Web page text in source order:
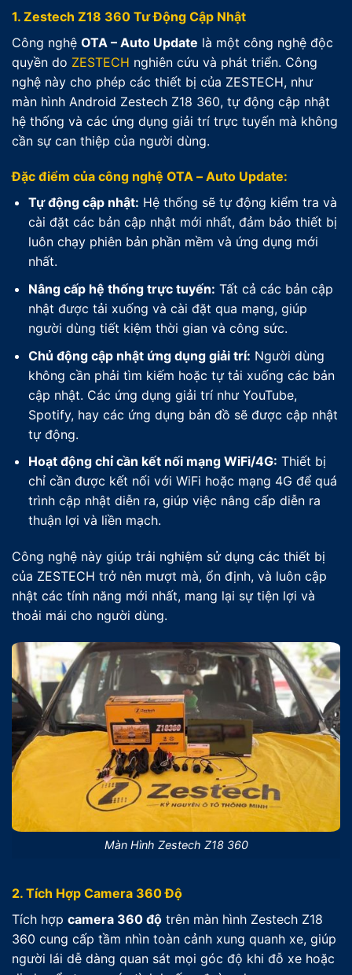
1. Zestech Z18 360 Tư Động Cập Nhật
Công nghệ OTA – Auto Update là một công nghệ độc
quyền do ZESTECH nghiên cứu và phát triển. Công
nghệ này cho phép các thiết bị của ZESTECH, như
màn hình Android Zestech Z18 360, tự động cập nhật
hệ thống và các ứng dụng giải trí trực tuyến mà không
cần sự can thiệp của người dùng.
Đặc điểm của công nghệ OTA – Auto Update:
Tự động cập nhật: Hệ thống sẽ tự động kiểm tra và
cài đặt các bản cập nhật mới nhất, đảm bảo thiết bị
luôn chạy phiên bản phần mềm và ứng dụng mới
nhất.
Nâng cấp hệ thống trực tuyến: Tất cả các bản cập
nhật được tải xuống và cài đặt qua mạng, giúp
người dùng tiết kiệm thời gian và công sức.
Chủ động cập nhật ứng dụng giải trí: Người dùng
không cần phải tìm kiếm hoặc tự tải xuống các bản
cập nhật. Các ứng dụng giải trí như YouTube,
Spotify, hay các ứng dụng bản đồ sẽ được cập nhật
tự động.
Hoạt động chỉ cần kết nối mạng WiFi/4G: Thiết bị
chỉ cần được kết nối với WiFi hoặc mạng 4G để quá
trình cập nhật diễn ra, giúp việc nâng cấp diễn ra
thuận lợi và liền mạch.
Công nghệ này giúp trải nghiệm sử dụng các thiết bị
của ZESTECH trở nên mượt mà, ổn định, và luôn cập
nhật các tính năng mới nhất, mang lại sự tiện lợi và
thoải mái cho người dùng.
Màn Hình Zestech Z18 360
2. Tích Hợp Camera 360 Độ
Tích hợp camera 360 độ trên màn hình Zestech Z18
360 cung cấp tầm nhìn toàn cảnh xung quanh xe, giúp
người lái dễ dàng quan sát mọi góc độ khi đỗ xe hoặc